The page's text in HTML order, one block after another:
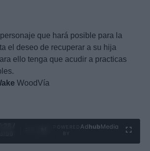
que hará posible para la
el deseo de recuperar a su hija
ello tenga que acudir a practicas
WoodVía
Ad hubMedia